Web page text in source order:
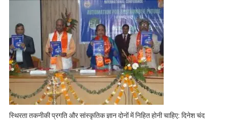
स्थिरता तकनीकी प्रगति और सांस्कृतिक ज्ञान दोनों में निहित होनी चाहिए: दिनेश चंद